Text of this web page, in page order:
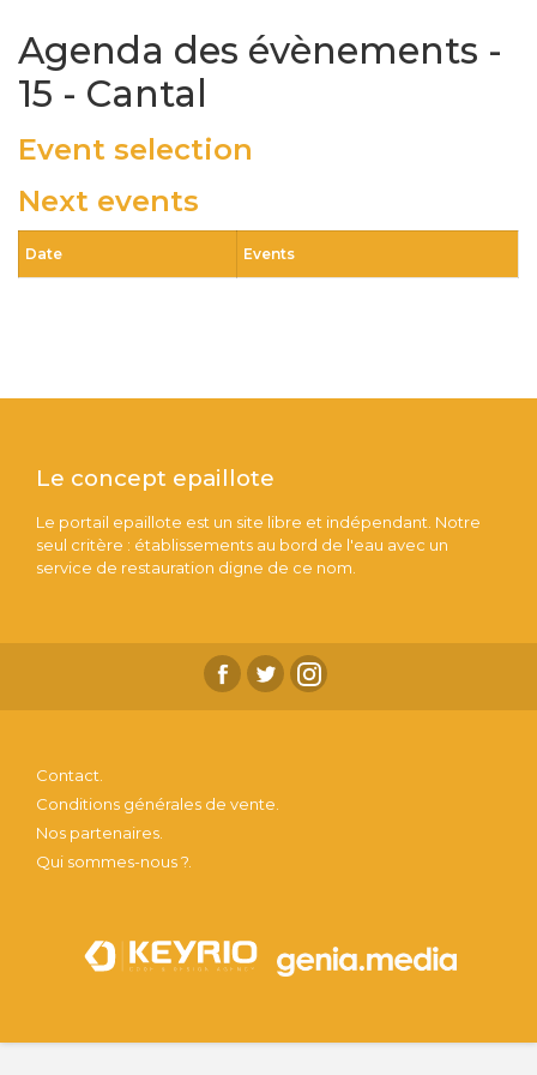
Agenda des évènements -
15 - Cantal
Event selection
Next events
Date Events
Le concept epaillote
Le portail epaillote est un site libre et indépendant. Notre
seul critère : établissements au bord de l'eau avec un
service de restauration digne de ce nom.
Contact.
Conditions générales de vente.
Nos partenaires.
Qui sommes-nous ?.